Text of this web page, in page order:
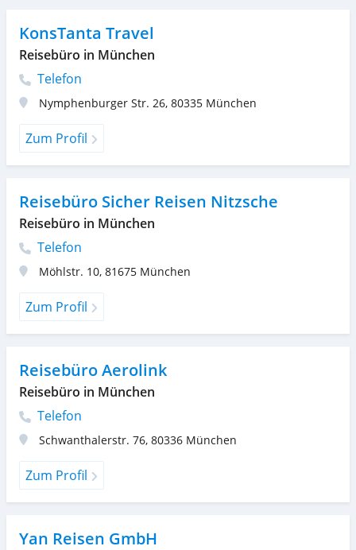
KonsTanta Travel
Reisebüro in München
Telefon
Nymphenburger Str. 26, 80335 München
Zum Profil
Reisebüro Sicher Reisen Nitzsche
Reisebüro in München
Telefon
Möhlstr. 10, 81675 München
Zum Profil
Reisebüro Aerolink
Reisebüro in München
Telefon
Schwanthalerstr. 76, 80336 München
Zum Profil
Yan Reisen GmbH